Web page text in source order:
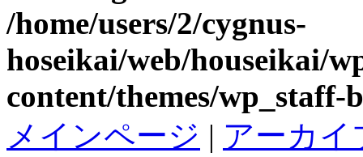
/home/users/2/cygnus-
hoseikai/web/houseikai/
content/themes/wp_staff-
メインページ | アーカイ